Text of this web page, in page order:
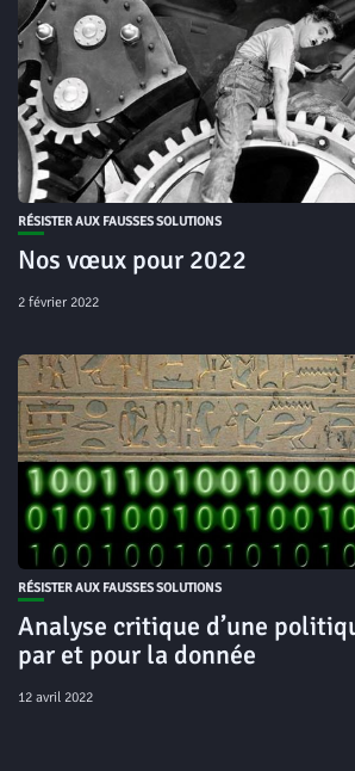
RÉSISTER AUX FAUSSES SOLUTIONS
Nos vœux pour 2022
2 février 2022
RÉSISTER AUX FAUSSES SOLUTIONS
Analyse critique d’une
par et pour la donnée
12 avril 2022